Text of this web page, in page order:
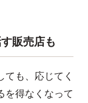
販売店も
ても、応じてく
を得なくなって